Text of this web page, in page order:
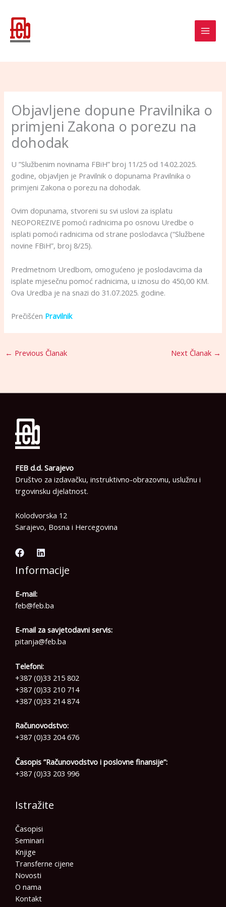
content
Objavljene dopune Pravilnika o
primjeni Zakona o porezu na
dohodak
U ”Službenim novinama FBiH” broj 11/25 od 14.02.2025.
godine, objavljen je Pravilnik o dopunama Pravilnika o
primjeni Zakona o porezu na dohodak.
Ovim dopunama, stvoreni su svi uslovi za isplatu
NEOPOREZIVE pomoći radnicima po osnovu Uredbe o
isplati pomoći radnicima od strane poslodavca (“Službene
novine FBiH”, broj 8/25).
Predmetnom Uredbom, omogućeno je poslodavcima da
isplate mjesečnu pomoć radnicima, u iznosu do 450,00 KM.
Ova Uredba je na snazi do 31.07.2025. godine.
Prečišćen Pravilnik
← Previous Članak Next Članak →
FEB d.d. Sarajevo
Društvo za izdavačku, instruktivno-obrazovnu, uslužnu i
trgovinsku djelatnost.
Kolodvorska 12
Sarajevo, Bosna i Hercegovina
Informacije
E-mail:
feb@feb.ba
E-mail za savjetodavni servis:
pitanja@feb.ba
Telefoni:
+387 (0)33 215 802
+387 (0)33 210 714
+387 (0)33 214 874
Računovodstvo:
+387 (0)33 204 676
Časopis ”Računovodstvo i poslovne finansije”:
+387 (0)33 203 996
Istražite
Časopisi
Seminari
Knjige
Transferne cijene
Novosti
O nama
Kontakt